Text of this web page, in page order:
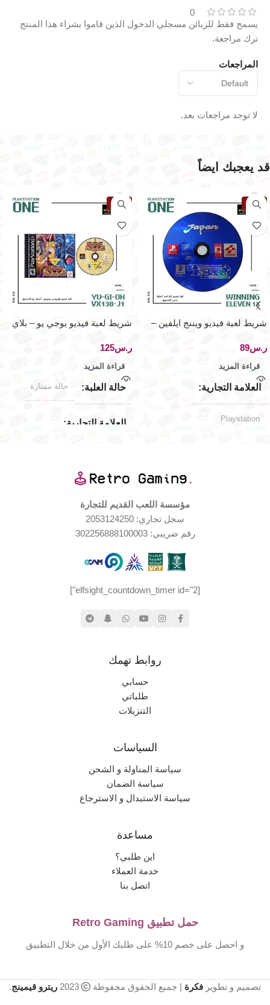
0
المراجعات
لا توجد مراجعات بعد.
يسمح فقط للزبائن مسجلي الدخول الذين قاموا بشراء هذا المنتج
ترك مراجعة.
قد يعجبك ايضاً
نفذت
شريط لعبة فيديو ويننج ايلفين –
ر.س
قراءة المزيد
العلامة التجارية
Playstation
بدون علبة
مستخدم بحالة جيدة جدا
نفذت
شريط لعبة فيديو يوجي يو – بلاي
ر.س
قراءة المزيد
حالة العلبة حالة ممتازة
العلامة التجارية
الإصدار الجغرافي
حالة المنتج
مستخدم بحالة جيدة جدا
مؤسسة اللعب القديم للتجارة
سجل تجاري: 2053124250
رقم ضريبي: 302256888100003
[elfsight_countdown_timer id="2"]
روابط تهمك
حسابي
طلباتي
التنزيلات
السياسات
سياسة المناولة و الشحن
سياسة الضمان
سياسة الاستبدال و الاسترجاع
مساعدة
اين طلبي؟
خدمة العملاء
اتصل بنا
حمل تطبيق Retro Gaming
و احصل على خصم 10% على طلبك الأول من خلال التطبيق
تصميم و تطوير فكرة | جميع الحقوق محفوظة 2023 ريترو قيمينج.